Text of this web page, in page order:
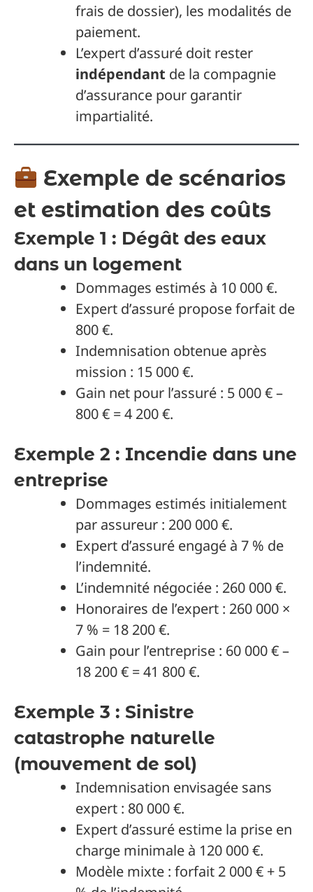
frais de dossier), les modalités de
paiement.
L’expert d’assuré doit rester
indépendant de la compagnie
d’assurance pour garantir
impartialité.
Exemple de scénarios
et estimation des coûts
Exemple 1 : Dégât des eaux
dans un logement
Dommages estimés à 10 000 €.
Expert d’assuré propose forfait de
800 €.
Indemnisation obtenue après
mission : 15 000 €.
Gain net pour l’assuré : 5 000 € –
800 € = 4 200 €.
Exemple 2 : Incendie dans une
entreprise
Dommages estimés initialement
par assureur : 200 000 €.
Expert d’assuré engagé à 7 % de
l’indemnité.
L’indemnité négociée : 260 000 €.
Honoraires de l’expert : 260 000 ×
7 % = 18 200 €.
Gain pour l’entreprise : 60 000 € –
18 200 € = 41 800 €.
Exemple 3 : Sinistre
catastrophe naturelle
(mouvement de sol)
Indemnisation envisagée sans
expert : 80 000 €.
Expert d’assuré estime la prise en
charge minimale à 120 000 €.
Modèle mixte : forfait 2 000 € + 5